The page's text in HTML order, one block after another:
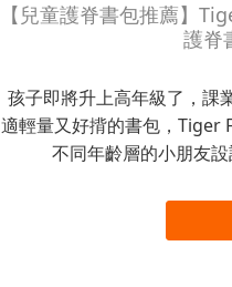
【兒童護脊書包推薦】
護脊
孩子即將升上高年級了，課
適輕量又好揹的書包，Tiger
不同年齡層的小朋友